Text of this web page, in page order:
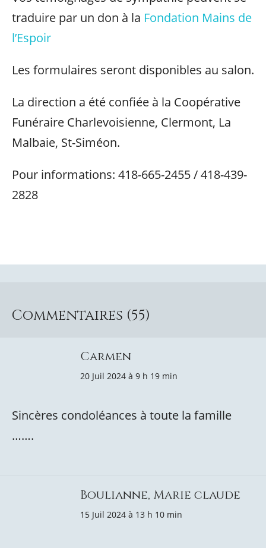
traduire par un don à la Fondation Mains de
l’Espoir
Les formulaires seront disponibles au salon.
La direction a été confiée à la Coopérative
Funéraire Charlevoisienne, Clermont, La
Malbaie, St-Siméon.
Pour informations: 418-665-2455 / 418-439-
2828
Commentaires (55)
Carmen
20 Juil 2024 à 9 h 19 min
Sincères condoléances à toute la famille
…….
Boulianne, Marie claude
15 Juil 2024 à 13 h 10 min